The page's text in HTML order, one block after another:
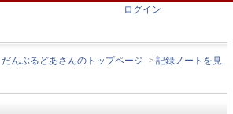
ログイン
だんぶるどあさんのトップページ > 記録ノートを見